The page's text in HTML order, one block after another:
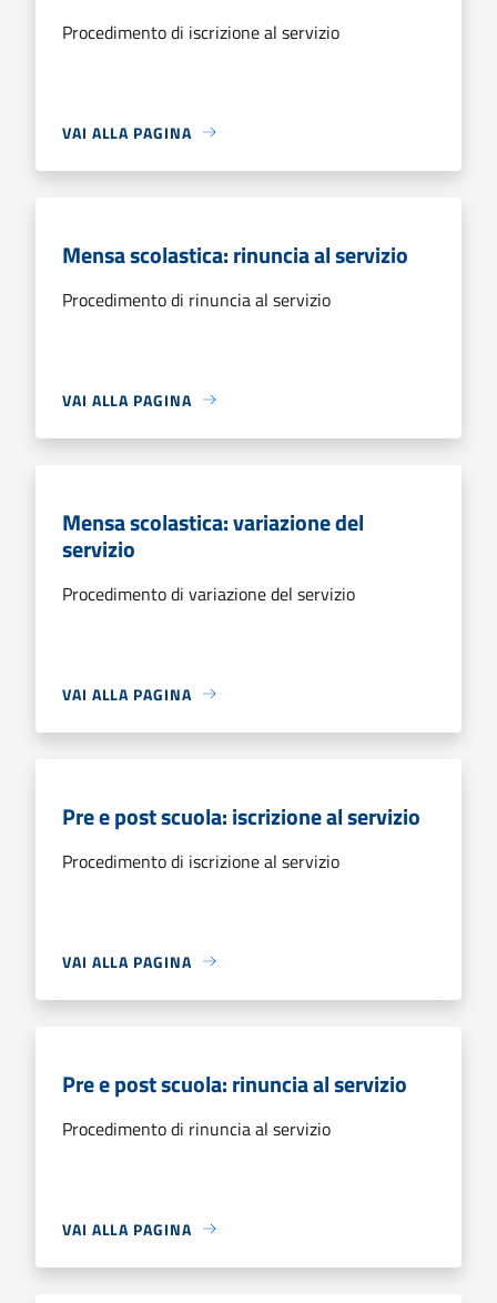
Procedimento di iscrizione al servizio
VAI ALLA PAGINA
Mensa scolastica: rinuncia al servizio
Procedimento di rinuncia al servizio
VAI ALLA PAGINA
Mensa scolastica: variazione del
servizio
Procedimento di variazione del servizio
VAI ALLA PAGINA
Pre e post scuola: iscrizione al servizio
Procedimento di iscrizione al servizio
VAI ALLA PAGINA
Pre e post scuola: rinuncia al servizio
Procedimento di rinuncia al servizio
VAI ALLA PAGINA